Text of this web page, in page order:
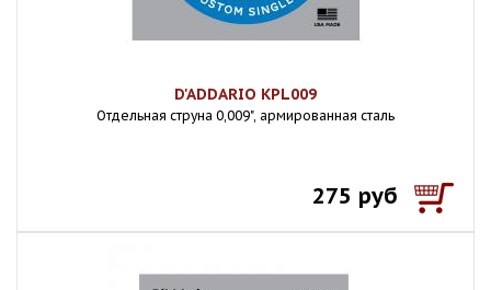
D'ADDARIO KPL009
Отдельная струна 0,009", армированная сталь
275 руб